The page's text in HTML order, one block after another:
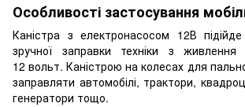
Особливості застосування
Каністра з електронасосом 12В
зручної заправки техніки з живлення
12 вольт. Каністрою на колесах для
заправляти автомобілі, трактори,
генератори тощо.